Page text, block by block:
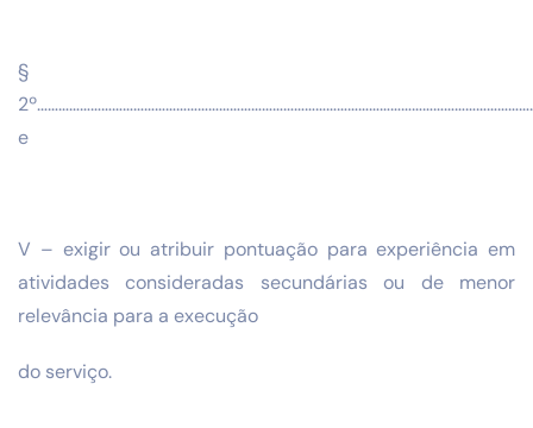
§
e
V – exigir ou atribuir pontuação para experiência em
atividades consideradas secundárias ou de menor
relevância para a execução
do serviço.